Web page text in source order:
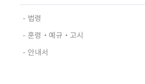
법령
훈령‧예규‧고시
안내서